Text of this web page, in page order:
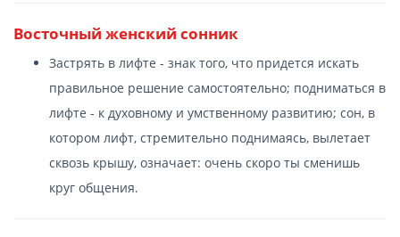
Восточный женский сонник
Застрять в лифте - знак того, что придется искать
правильное решение самостоятельно; подниматься в
лифте - к духовному и умственному развитию; сон, в
котором лифт, стремительно поднимаясь, вылетает
сквозь крышу, означает: очень скоро ты сменишь
круг общения.